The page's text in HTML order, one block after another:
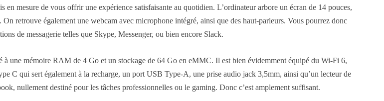
mesure de vous offrir une expérience satisfaisante au quotidien. L’ordinateur arbore un écran de 14 pouces,
retrouve également une webcam avec microphone intégré, ainsi que des haut-parleurs. Vous pourrez donc
de messagerie telles que Skype, Messenger, ou bien encore Slack.
une mémoire RAM de 4 Go et un stockage de 64 Go en eMMC. Il est bien évidemment équipé du Wi-Fi 6,
C qui sert également à la recharge, un port USB Type-A, une prise audio jack 3,5mm, ainsi qu’un lecteur de
nullement destiné pour les tâches professionnelles ou le gaming. Donc c’est amplement suffisant.